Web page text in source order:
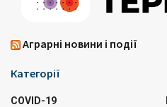
Аграрні новини і події
Категорії
COVID-19